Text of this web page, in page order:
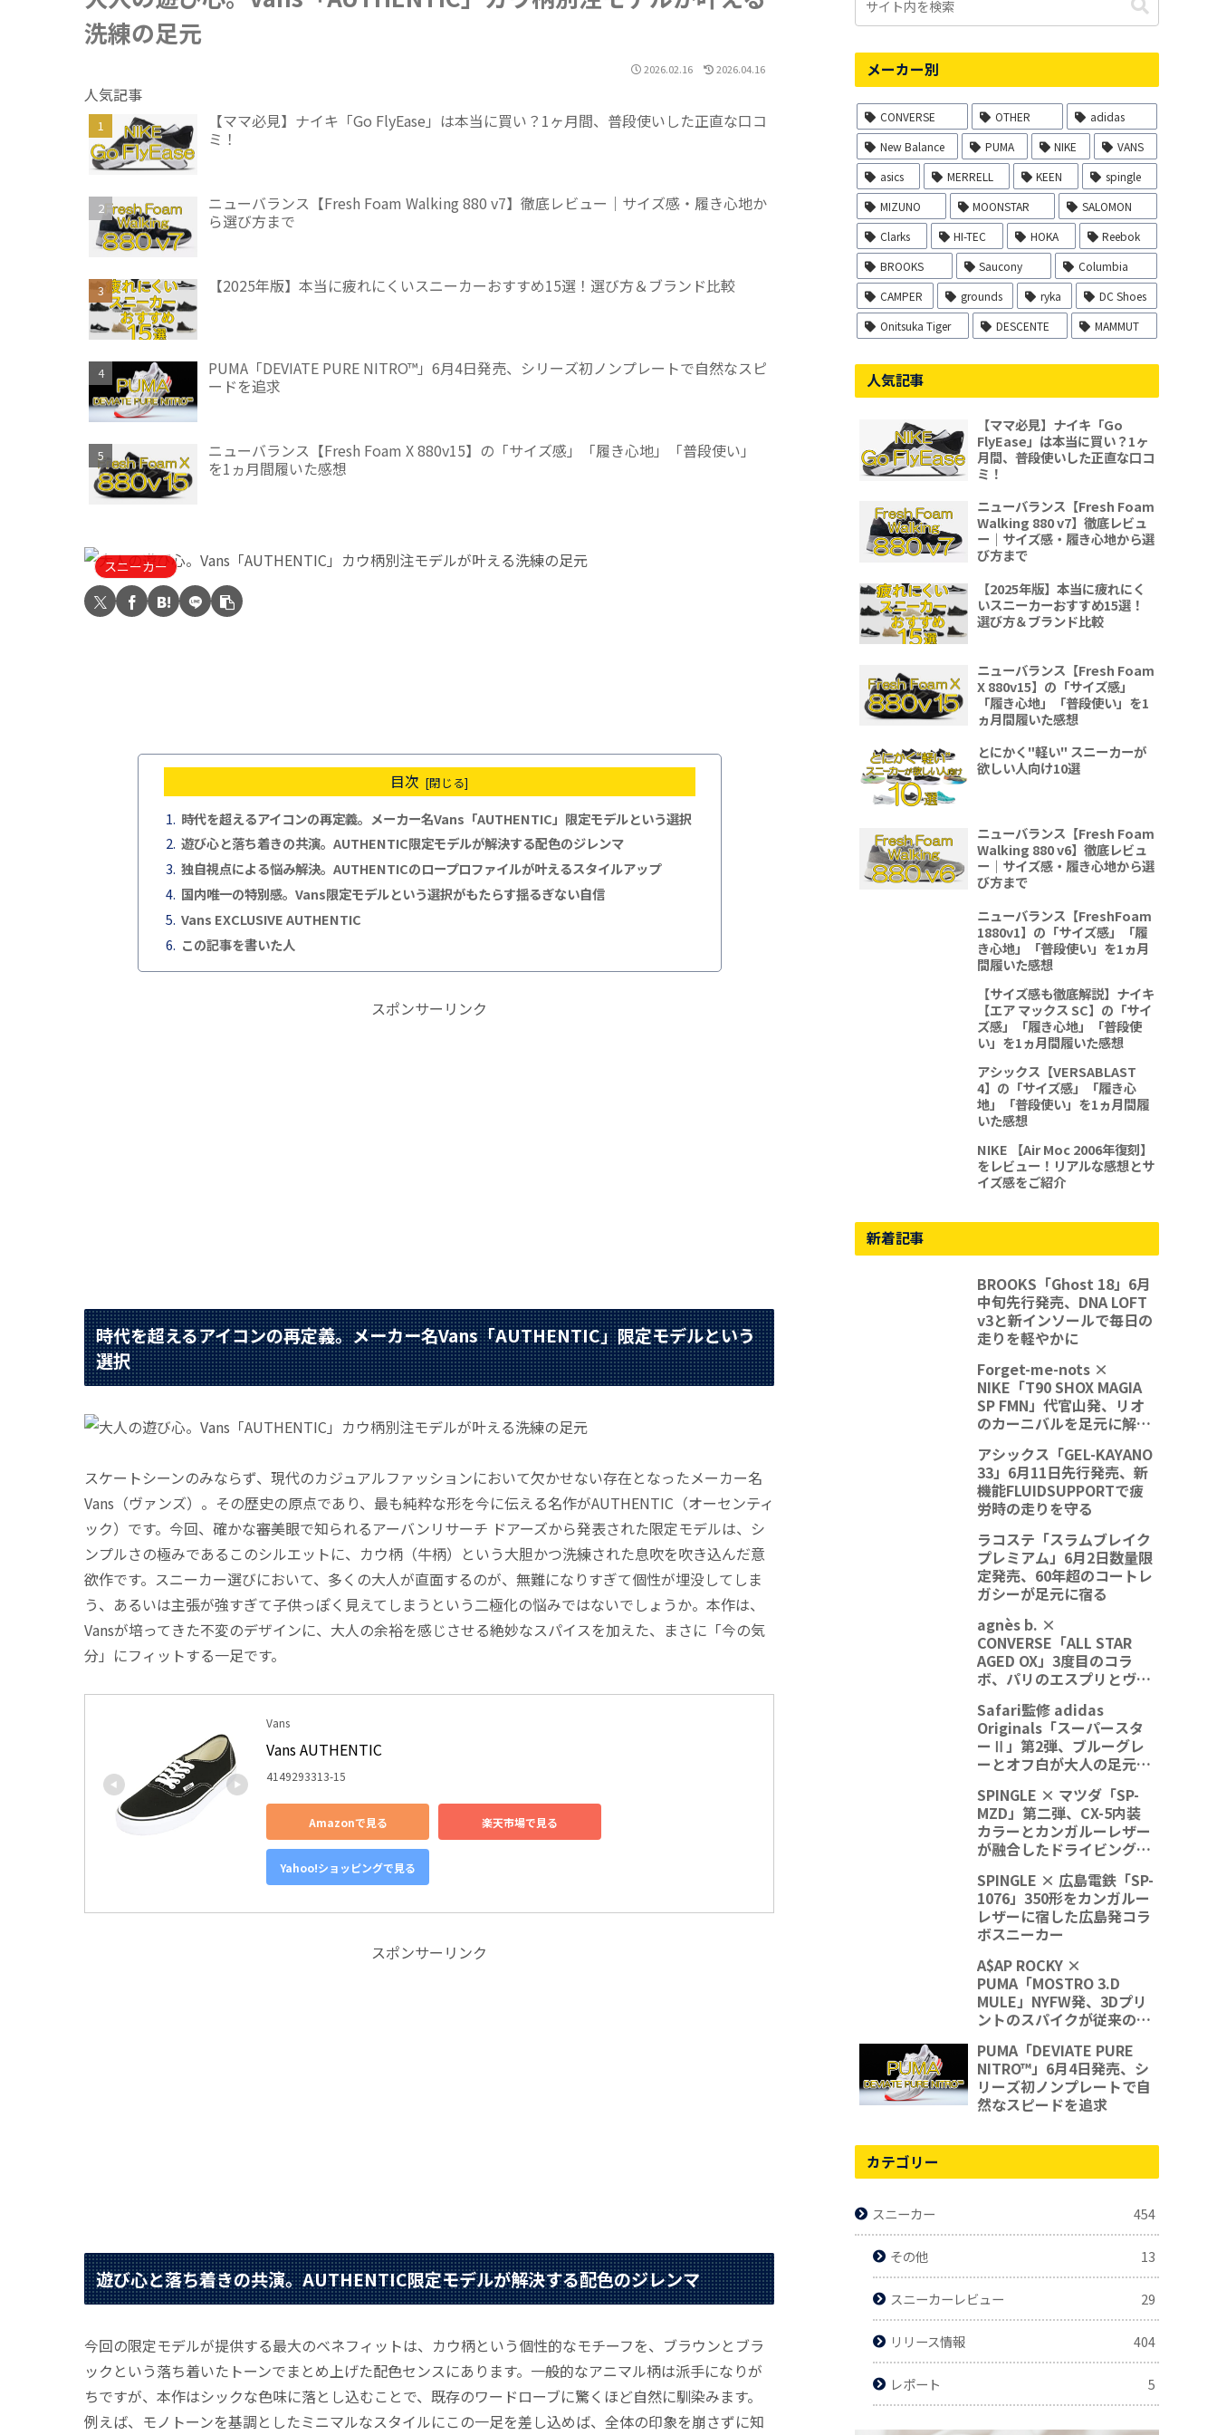
洗練の足元
2026.02.16 2026.04.16
人気記事
【ママ必見】ナイキ「Go FlyEase」は本当に買い？1ヶ月間、普段使いした正直な口コ
ミ！
ニューバランス【Fresh Foam Walking 880 v7】徹底レビュー｜サイズ感・履き心地か
ら選び方まで
【2025年版】本当に疲れにくいスニーカーおすすめ15選！選び方＆ブランド比較
PUMA「DEVIATE PURE NITRO™」6月4日発売、シリーズ初ノンプレートで自然なスピ
ードを追求
ニューバランス【Fresh Foam X 880v15】の「サイズ感」「履き心地」「普段使い」
を1ヵ月間履いた感想
スニーカー
目次
時代を超えるアイコンの再定義。メーカー名Vans「AUTHENTIC」限定モデルという選択
遊び心と落ち着きの共演。AUTHENTIC限定モデルが解決する配色のジレンマ
独自視点による悩み解決。AUTHENTICのロープロファイルが叶えるスタイルアップ
国内唯一の特別感。Vans限定モデルという選択がもたらす揺るぎない自信
Vans EXCLUSIVE AUTHENTIC
この記事を書いた人
スポンサーリンク
時代を超えるアイコンの再定義。メーカー名Vans「AUTHENTIC」限定モデルという
選択
スケートシーンのみならず、現代のカジュアルファッションにおいて欠かせない存在となったメーカー名
Vans（ヴァンズ）。その歴史の原点であり、最も純粋な形を今に伝える名作がAUTHENTIC（オーセンティ
ック）です。今回、確かな審美眼で知られるアーバンリサーチ ドアーズから発表された限定モデルは、シ
ンプルさの極みであるこのシルエットに、カウ柄（牛柄）という大胆かつ洗練された息吹を吹き込んだ意
欲作です。スニーカー選びにおいて、多くの大人が直面するのが、無難になりすぎて個性が埋没してしま
う、あるいは主張が強すぎて子供っぽく見えてしまうという二極化の悩みではないでしょうか。本作は、
Vansが培ってきた不変のデザインに、大人の余裕を感じさせる絶妙なスパイスを加えた、まさに「今の気
分」にフィットする一足です。
Vans
Vans AUTHENTIC
4149293313-15
Amazonで見る 楽天市場で見る
Yahoo!ショッピングで見る
スポンサーリンク
遊び心と落ち着きの共演。AUTHENTIC限定モデルが解決する配色のジレンマ
今回の限定モデルが提供する最大のベネフィットは、カウ柄という個性的なモチーフを、ブラウンとブラ
ックという落ち着いたトーンでまとめ上げた配色センスにあります。一般的なアニマル柄は派手になりが
ちですが、本作はシックな色味に落とし込むことで、既存のワードローブに驚くほど自然に馴染みます。
例えば、モノトーンを基調としたミニマルなスタイルにこの一足を差し込めば、全体の印象を崩さずに知
メーカー別
CONVERSE OTHER
adidas
New Balance
PUMA NIKE
VANS
asics
MERRELL KEEN
spingle
MIZUNO
MOONSTAR
SALOMON
Clarks
HI-TEC HOKA
Reebok
BROOKS
Saucony
Columbia
CAMPER
grounds ryka
DC Shoes
Onitsuka Tiger
DESCENTE MAMMUT
人気記事
【ママ必見】ナイキ「Go
FlyEase」は本当に買い？1ヶ
月間、普段使いした正直な口コ
ミ！
ニューバランス【Fresh Foam
Walking 880 v7】徹底レビュ
ー｜サイズ感・履き心地から選
び方まで
【2025年版】本当に疲れにく
いスニーカーおすすめ15選！
選び方＆ブランド比較
ニューバランス【Fresh Foam
X 880v15】の「サイズ感」
「履き心地」「普段使い」を1
ヵ月間履いた感想
とにかく"軽い" スニーカーが
欲しい人向け10選
ニューバランス【Fresh Foam
Walking 880 v6】徹底レビュ
ー｜サイズ感・履き心地から選
び方まで
ニューバランス【FreshFoam
1880v1】の「サイズ感」「履
き心地」「普段使い」を1ヵ月
間履いた感想
【サイズ感も徹底解説】ナイキ
【エア マックス SC】の「サイ
ズ感」「履き心地」「普段使
い」を1ヵ月間履いた感想
アシックス【VERSABLAST
4】の「サイズ感」「履き心
地」「普段使い」を1ヵ月間履
いた感想
NIKE 【Air Moc 2006年復刻】
をレビュー！リアルな感想とサ
イズ感をご紹介
新着記事
BROOKS「Ghost 18」6月
中旬先行発売、DNA LOFT
v3と新インソールで毎日の
走りを軽やかに
Forget-me-nots ×
NIKE「T90 SHOX MAGIA
SP FMN」代官山発、リオ
のカーニバルを足元に解放
アシックス「GEL-KAYANO
33」6月11日先行発売、新
機能FLUIDSUPPORTで疲
労時の走りを守る
ラコステ「スラムブレイク
プレミアム」6月2日数量限
定発売、60年超のコートレ
ガシーが足元に宿る
agnès b. ×
CONVERSE「ALL STAR
AGED OX」3度目のコラ
ボ、パリのエスプリとヴィ
Safari監修 adidas
Originals「スーパースタ
ーⅡ」第2弾、ブルーグレ
ーとオフ白が大人の足元を
SPINGLE × マツダ「SP-
MZD」第二弾、CX-5内装
カラーとカンガルーレザー
が融合したドライビングシ
SPINGLE × 広島電鉄「SP-
1076」350形をカンガルー
レザーに宿した広島発コラ
ボスニーカー
A$AP ROCKY ×
PUMA「MOSTRO 3.D
MULE」NYFW発、3Dプリ
ントのスパイクが従来の概
PUMA「DEVIATE PURE
NITRO™」6月4日発売、シ
リーズ初ノンプレートで自
然なスピードを追求
カテゴリー
スニーカー 454
その他 13
スニーカーレビュー 29
リリース情報 404
レポート 5